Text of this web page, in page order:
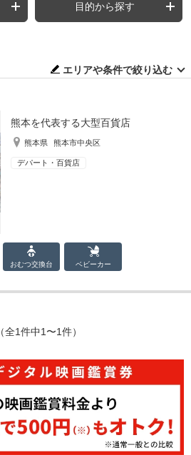
目的から探す
エリアや条件で絞り込む
熊本を代表する大型百貨店
熊本県 熊本市中央区
デパート・百貨店
おむつ交換台 ベビーカー
（全1件中1〜1件）